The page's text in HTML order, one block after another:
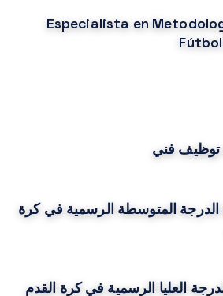
Especialista en
توظيف فني
الدرجة المتوسطة الرسمية في كرة
العليا الرسمية في كرة القدم